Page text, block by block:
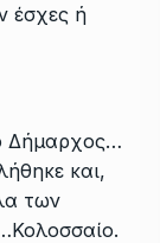
έσχες ή
Δήμαρχος…
και,
των